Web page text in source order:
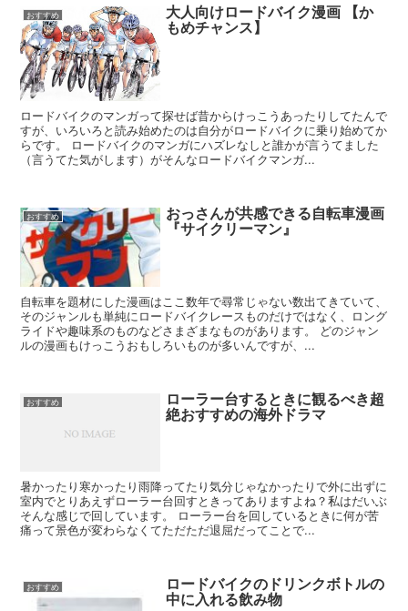
おすすめ 大人向けロードバイク漫画 【か
もめチャンス】
ロードバイクのマンガって探せば昔からけっこうあったりしてたんで
すが、いろいろと読み始めたのは自分がロードバイクに乗り始めてか
らです。 ロードバイクのマンガにハズレなしと誰かが言うてました
（言うてた気がします）がそんなロードバイクマンガ...
おすすめ おっさんが共感できる自転車漫画
『サイクリーマン』
自転車を題材にした漫画はここ数年で尋常じゃない数出てきていて、
そのジャンルも単純にロードバイクレースものだけではなく、ロング
ライドや趣味系のものなどさまざまなものがあります。 どのジャン
ルの漫画もけっこうおもしろいものが多いんですが、...
おすすめ ローラー台するときに観るべき超
絶おすすめの海外ドラマ
暑かったり寒かったり雨降ってたり気分じゃなかったりで外に出ずに
室内でとりあえずローラー台回すときってありますよね？私はだいぶ
そんな感じで回しています。 ローラー台を回しているときに何が苦
痛って景色が変わらなくてただただ退屈だってことで...
おすすめ ロードバイクのドリンクボトルの
中に入れる飲み物